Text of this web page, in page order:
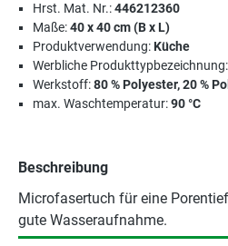
Hrst. Mat. Nr.:446212360
Maße:40 x 40 cm (B x L)
Produktverwendung:Küche
Werbliche Produkttypbezeichnung:
Werkstoff:80 % Polyester, 20 %
max. Waschtemperatur:90 °C
Beschreibung
Microfasertuch für eine
gute Wasseraufnahme.